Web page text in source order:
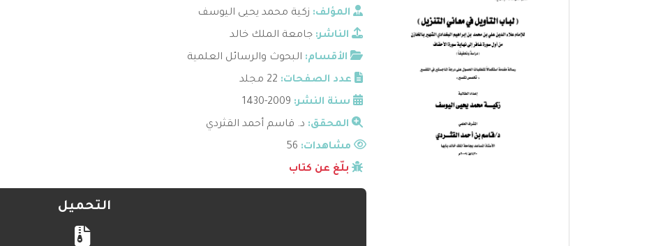
المؤلف: زكية محمد يحيى اليوسف
الناشر: جامعة الملك خالد
الأقسام: البحوث والرسائل العلمية
عدد الصفحات: 22 مجلد
سنة النشر: 2009-1430
المحقق: د. قاسم أحمد القثردي
مشاهدات:
بلّغ عن كتاب
التحميل